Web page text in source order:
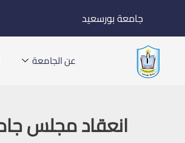
إلى
المحتوى
جامعة بورسعيد
عن الجامعة
انعقاد مجلس